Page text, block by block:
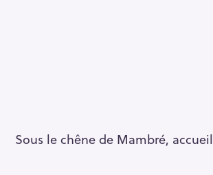
Sous le chêne de Mambré, accueil